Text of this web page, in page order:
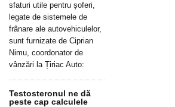
sfaturi utile pentru șoferi,
legate de sistemele de
frânare ale autovehiculelor,
sunt furnizate de Ciprian
Nimu, coordonator de
vânzări la Țiriac Auto:
Testosteronul ne dă
peste cap calculele